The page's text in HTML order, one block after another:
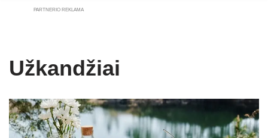
PARTNERIO REKLAMA
Užkandžiai